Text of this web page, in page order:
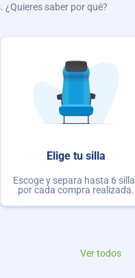
saber por qué?
Elige tu silla
Escoge y separa hasta 6
por cada compra realizada.
Ver todos